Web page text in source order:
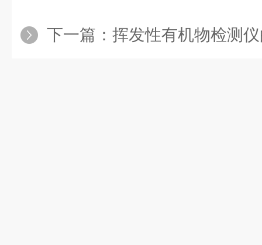
下一篇： 挥发性有机物检测仪的